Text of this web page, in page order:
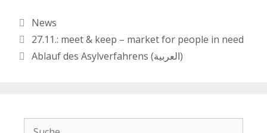
News
27.11.: meet & keep – market for people in need
Ablauf des Asylverfahrens (العربية)